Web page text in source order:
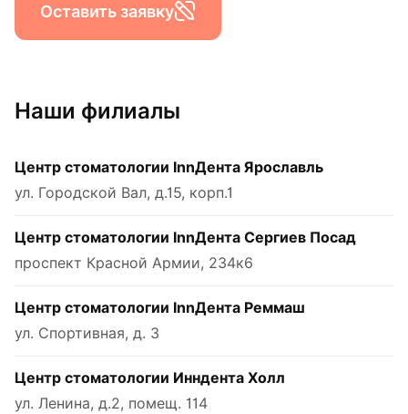
Оставить заявку
Наши филиалы
Центр стоматологии InnДента Ярославль
ул. Городской Вал, д.15, корп.1
Центр стоматологии InnДента Сергиев Посад
проспект Красной Армии, 234к6
Центр стоматологии InnДента Реммаш
ул. Спортивная, д. 3
Центр стоматологии Инндента Холл
ул. Ленина, д.2, помещ. 114